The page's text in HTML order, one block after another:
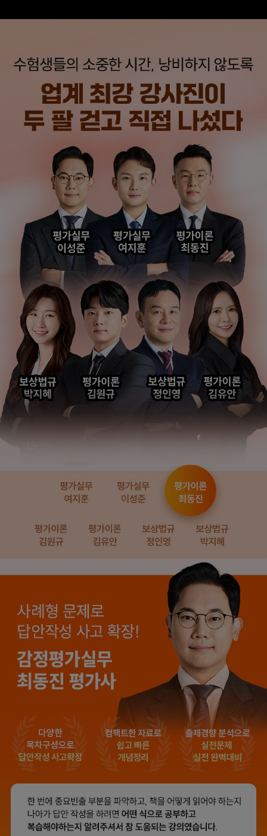
주변 분들에게도
감정평가사 시작은
해커스에서 하라고
추천합니다.
점수를 받으며 합격할 수
있었습니다.
해커스의 선생님들의
강의력이 너무 좋았어요.
덕분에 노베이스로
합격할 수 있었습니다.
합격생 양*성님
해커스의 선생님들이
직접 답안을 봐주시고
피드백 해주셔서 합격할
수 있었습니다.
합격생 이*원님
해커스에서 시작했으면
더 빨리 합격하지
않았을까 생각하고,
주변 분들에게도
감정평가사 시작은
해커스에서 하라고
추천합니다.
해커스 여지훈
평가사님의 기출강의와
GS를 통해 넉넉한 실무
점수를 받으며 합격할 수
있었습니다.
합격생 김*인님
강의력이 너무 좋았어요.
덕분에 노베이스로
합격생 양*성님
해커스의 선생님들이
직접 답안을 봐주시고
피드백 해주셔서 합격할
수 있었습니다.
합격생 이*원님
들어봤지만, 해커스
이성준 평가사님은
센세이셔널 하고,
문제가 좋아서 선택하게
되었습니다.
합격생 박*원님
비전공자로 시작해서
막막했는데 해커스
이성준 평가사님이
시키는대로
따라오다보니
합격이라는 결과를 받을
수 있었습니다.
합격생 성*남님
본 합격생은 이성준 선생님 강의